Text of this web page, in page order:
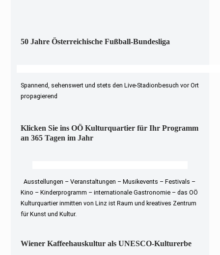
50 Jahre Österreichische Fußball-Bundesliga
Spannend, sehenswert und stets den Live-Stadionbesuch vor Ort
propagierend
Klicken Sie ins OÖ Kulturquartier für Ihr Programm
an 365 Tagen im Jahr
Ausstellungen – Veranstaltungen – Musikevents – Festivals –
Kino – Kinderprogramm – internationale Gastronomie – das OÖ
Kulturquartier inmitten von Linz ist Raum und kreatives Zentrum
für Kunst und Kultur.
Wiener Kaffeehauskultur als UNESCO-Kulturerbe